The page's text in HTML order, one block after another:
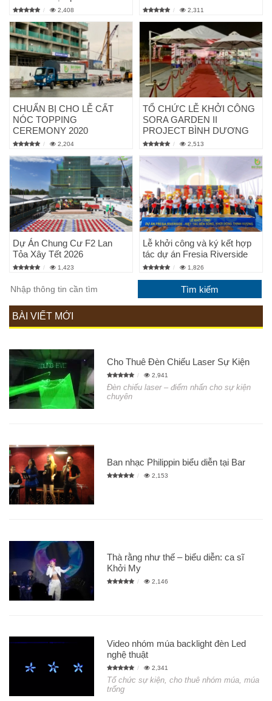
2,408 2,311
CHUẨN BỊ CHO LỄ CẤT
NÓC TOPPING
CEREMONY 2020
2,204
TỔ CHỨC LỄ KHỞI CÔNG
SORA GARDEN II
PROJECT BÌNH DƯƠNG
2,513
Dự Án Chung Cư F2 Lan
Tỏa Xây Tết 2026
1,423
Lễ khởi công và ký kết hợp
tác dự án Fresia Riverside
1,826
BÀI VIẾT MỚI
Cho Thuê Đèn Chiếu Laser Sự Kiện
2,941
Đèn chiếu laser – điểm nhấn cho sự kiện
chuyên
Ban nhạc Philippin biểu diễn tại Bar
2,153
Thà rằng như thế – biểu diễn: ca sĩ
Khởi My
2,146
Video nhóm múa backlight đèn Led
nghệ thuật
2,341
Tổ chức sự kiện, cho thuê nhóm múa, múa
trống